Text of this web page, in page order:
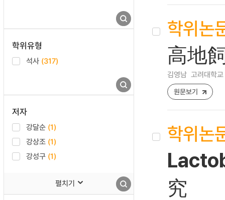
학위유형
석사 (317)
저자
강달순 (1)
강상조 (1)
강성구 (1)
펼치기
학위논
高地
김영남 고려대학
원문보기
학위논
究